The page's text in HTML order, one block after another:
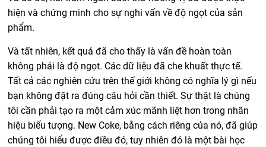
hiện và chứng minh cho sự nghi vấn về độ ngọt của sản
phẩm.
Và tất nhiên, kết quả đã cho thấy là vấn đề hoàn toàn
không phải là độ ngọt. Các dữ liệu đã che khuất thực tế.
Tất cả các nghiên cứu trên thế giới không có nghĩa lý gì nếu
bạn không đặt ra đúng câu hỏi cần thiết. Sự thật là chúng
tôi cần phải tạo ra một cảm xúc mãnh liệt hơn trong nhãn
hiệu biểu tượng. New Coke, bằng cách riêng của nó, đã giúp
chúng tôi hiểu được điều đó, tuy nhiên đó là một bài học